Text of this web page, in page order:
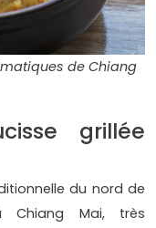
de Chiang
grillée
du nord de
Chiang Mai, très